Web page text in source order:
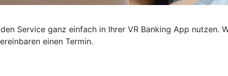
Service ganz einfach in Ihrer VR Banking App nutzen.
einen Termin.